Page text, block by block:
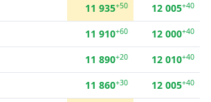
11 935+50 12 005+40
11 910+60 12 000+40
11 890+20 12 010+40
11 860+30 12 005+40